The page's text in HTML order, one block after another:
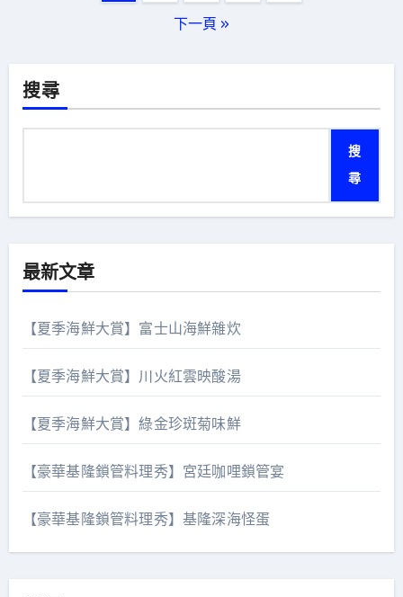
頁
下一頁 »
搜尋
搜
尋
最新文章
【夏季海鮮大賞】富士山海鮮雜炊
【夏季海鮮大賞】川火紅雲映酸湯
【夏季海鮮大賞】綠金珍斑菊味鮮
【豪華基隆鎖管料理秀】宮廷咖哩鎖管宴
【豪華基隆鎖管料理秀】基隆深海怪蛋